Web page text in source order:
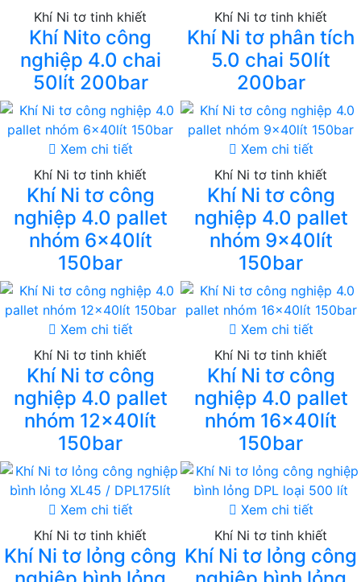
Khí Ni tơ tinh khiết
Khí Nito công
nghiệp 4.0 chai
50lít 200bar
Khí Ni tơ tinh khiết
Khí Ni tơ phân tích
5.0 chai 50lít
200bar
Xem chi tiết
Khí Ni tơ tinh khiết
Khí Ni tơ công
nghiệp 4.0 pallet
nhóm 6x40lít
150bar
Xem chi tiết
Khí Ni tơ tinh khiết
Khí Ni tơ công
nghiệp 4.0 pallet
nhóm 9x40lít
150bar
Xem chi tiết
Khí Ni tơ tinh khiết
Khí Ni tơ công
nghiệp 4.0 pallet
nhóm 12x40lít
150bar
Xem chi tiết
Khí Ni tơ tinh khiết
Khí Ni tơ công
nghiệp 4.0 pallet
nhóm 16x40lít
150bar
Xem chi tiết
Khí Ni tơ tinh khiết
Khí Ni tơ lỏng công
Xem chi tiết
Khí Ni tơ tinh khiết
Khí Ni tơ lỏng công